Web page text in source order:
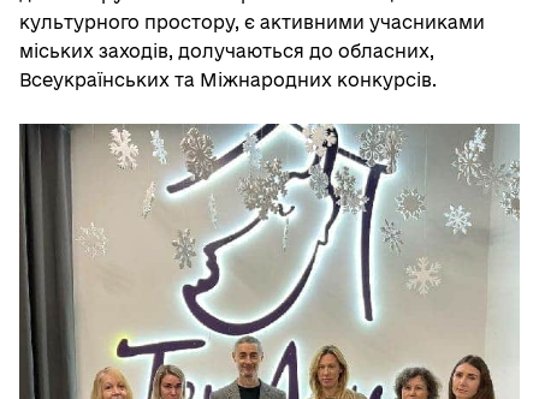
культурного простору, є активними учасниками
міських заходів, долучаються до обласних,
Всеукраїнських та Міжнародних конкурсів.